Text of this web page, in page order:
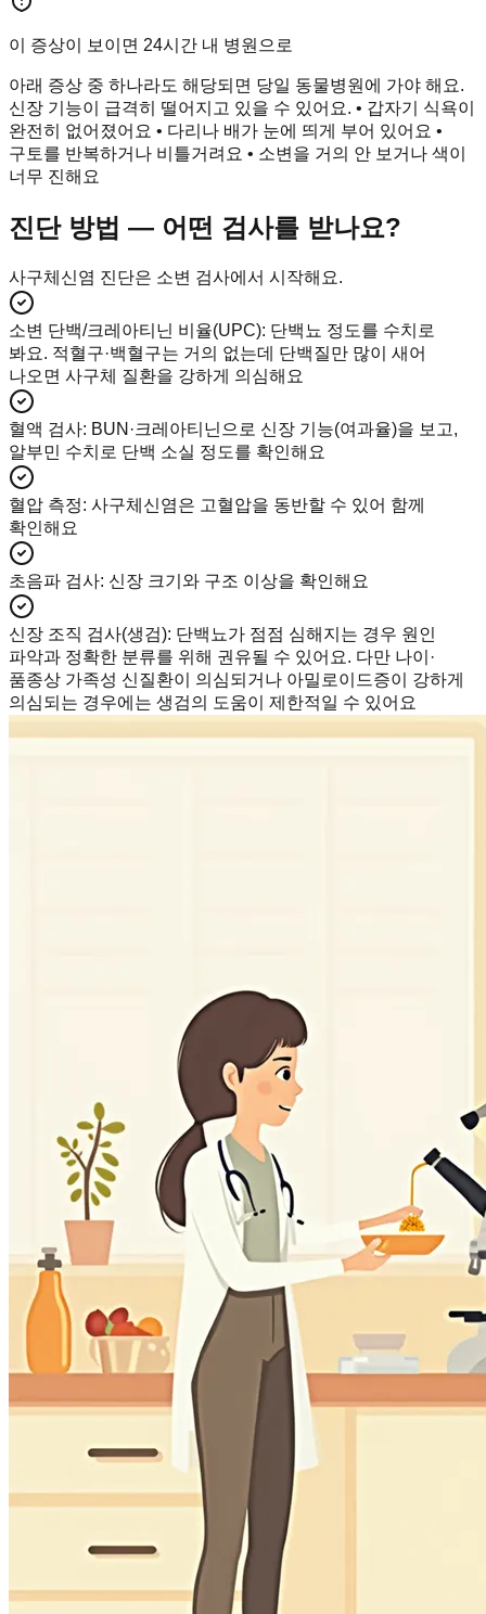
이 증상이 보이면 24시간 내 병원으로
아래 증상 중 하나라도 해당되면 당일 동물병원에 가야 해요.
신장 기능이 급격히 떨어지고 있을 수 있어요. • 갑자기 식욕이
완전히 없어졌어요 • 다리나 배가 눈에 띄게 부어 있어요 •
구토를 반복하거나 비틀거려요 • 소변을 거의 안 보거나 색이
너무 진해요
진단 방법 — 어떤 검사를 받나요?
사구체신염 진단은 소변 검사에서 시작해요.
소변 단백/크레아티닌 비율(UPC): 단백뇨 정도를 수치로
봐요. 적혈구·백혈구는 거의 없는데 단백질만 많이 새어
나오면 사구체 질환을 강하게 의심해요
혈액 검사: BUN·크레아티닌으로 신장 기능(여과율)을 보고,
알부민 수치로 단백 소실 정도를 확인해요
혈압 측정: 사구체신염은 고혈압을 동반할 수 있어 함께
확인해요
초음파 검사: 신장 크기와 구조 이상을 확인해요
신장 조직 검사(생검): 단백뇨가 점점 심해지는 경우 원인
파악과 정확한 분류를 위해 권유될 수 있어요. 다만 나이·
품종상 가족성 신질환이 의심되거나 아밀로이드증이 강하게
의심되는 경우에는 생검의 도움이 제한적일 수 있어요